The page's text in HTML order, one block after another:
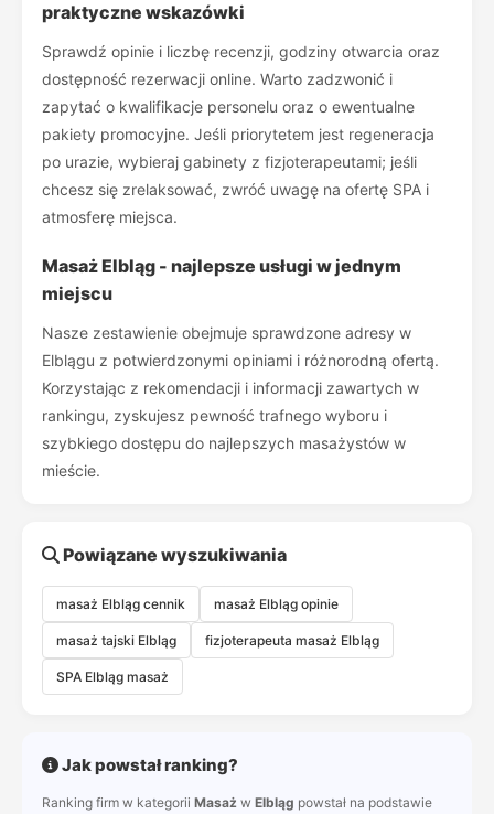
praktyczne wskazówki
Sprawdź opinie i liczbę recenzji, godziny otwarcia oraz
dostępność rezerwacji online. Warto zadzwonić i
zapytać o kwalifikacje personelu oraz o ewentualne
pakiety promocyjne. Jeśli priorytetem jest regeneracja
po urazie, wybieraj gabinety z fizjoterapeutami; jeśli
chcesz się zrelaksować, zwróć uwagę na ofertę SPA i
atmosferę miejsca.
Masaż Elbląg - najlepsze usługi w jednym
miejscu
Nasze zestawienie obejmuje sprawdzone adresy w
Elblągu z potwierdzonymi opiniami i różnorodną ofertą.
Korzystając z rekomendacji i informacji zawartych w
rankingu, zyskujesz pewność trafnego wyboru i
szybkiego dostępu do najlepszych masażystów w
mieście.
Powiązane wyszukiwania
masaż Elbląg cennik masaż Elbląg opinie
masaż tajski Elbląg fizjoterapeuta masaż Elbląg
SPA Elbląg masaż
Jak powstał ranking?
Ranking firm w kategorii Masaż w Elbląg powstał na podstawie